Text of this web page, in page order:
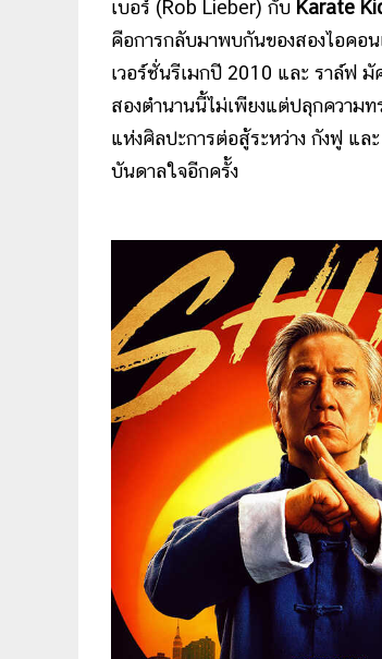
เบอร์ (Rob Lieber) กับ Karate
คือการกลับมาพบกันของสองไอคอ
เวอร์ชั่นรีเมกปี 2010 และ ราล์ฟ
สองตำนานนี้ไม่เพียงแต่ปลุกความ
แห่งศิลปะการต่อสู้ระหว่าง กังฟู แ
บันดาลใจอีกครั้ง